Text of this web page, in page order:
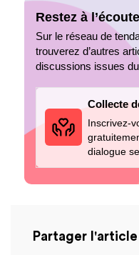
Restez à
Sur le réseau de
trouverez d’autres
discussions issues
Collecte
Inscrivez-
dialogue
Partager l'article